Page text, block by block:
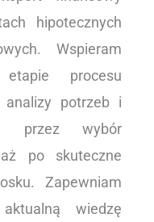
hipotecznych
Wspieram
procesu
analizy potrzeb i
przez wybór
po skuteczne
Zapewniam
wiedzę